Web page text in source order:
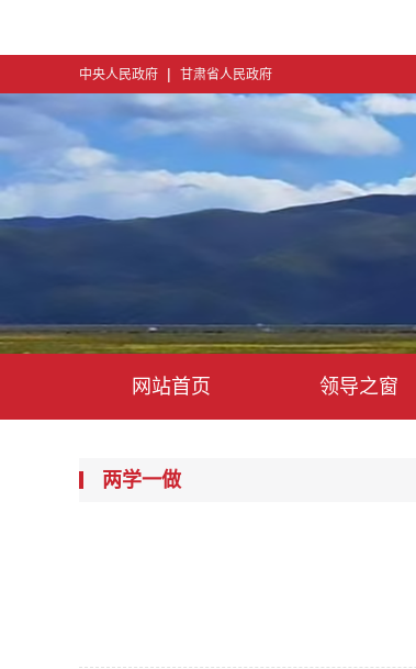
中央人民政府 | 甘肃省人民政府
网站首页 领导之窗
两学一做